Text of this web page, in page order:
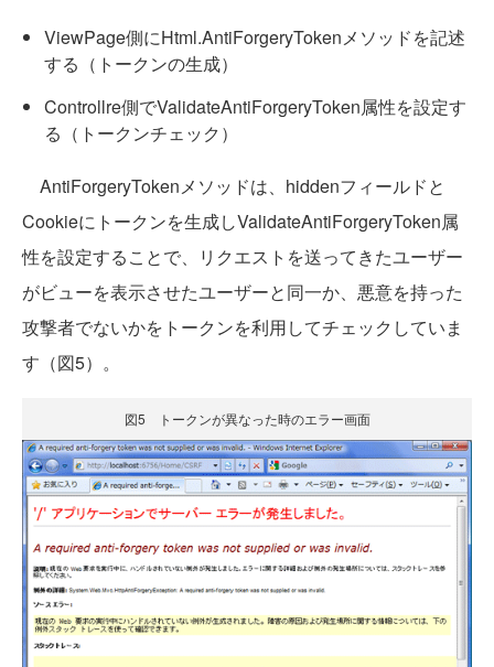
ViewPage側にHtml.AntiForgeryTokenメソッドを記述
する（トークンの生成）
Controllre側でValidateAntiForgeryToken属性を設定す
る（トークンチェック）
AntiForgeryTokenメソッドは、hiddenフィールドと
Cookieにトークンを生成しValidateAntiForgeryToken属
性を設定することで、リクエストを送ってきたユーザー
がビューを表示させたユーザーと同一か、悪意を持った
攻撃者でないかをトークンを利用してチェックしていま
す（図5）。
図5 トークンが異なった時のエラー画面